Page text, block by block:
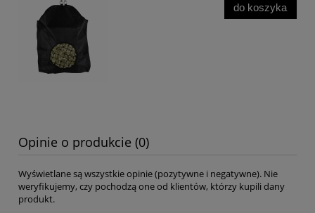
do koszyka
Opinie o produkcie (0)
Wyświetlane są wszystkie opinie (pozytywne i negatywne). Nie
weryfikujemy, czy pochodzą one od klientów, którzy kupili dany
produkt.